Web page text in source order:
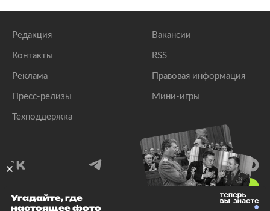
Редакция
Контакты
Реклама
Пресс-релизы
Техподдержка
Вакансии
RSS
Правовая информация
Мини-игры
© 1999–2026 Все права защищены.
Угадайте, где
настоящее фото